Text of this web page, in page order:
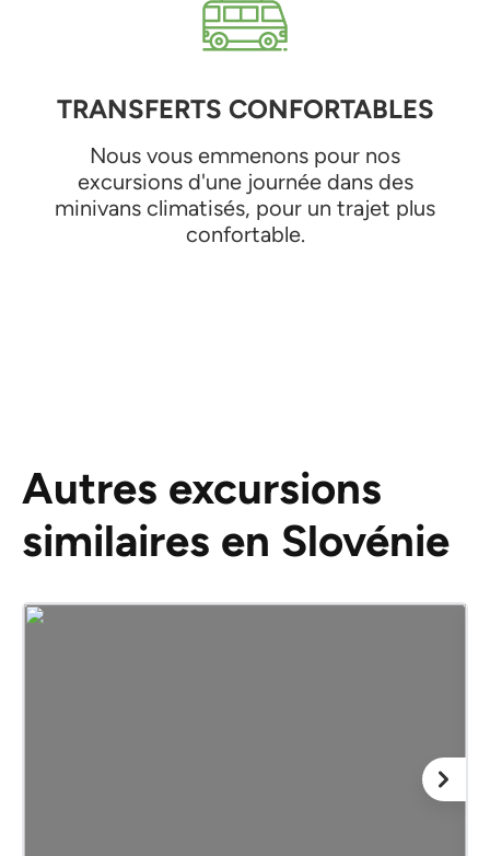
TRANSFERTS CONFORTABLES
Nous vous emmenons pour nos
excursions d'une journée dans des
minivans climatisés, pour un trajet plus
confortable.
Autres excursions
similaires en Slovénie